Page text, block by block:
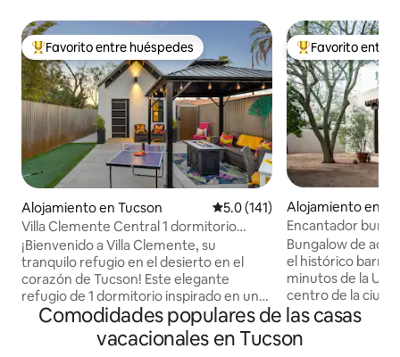
Favorito entre huéspedes preferido
Favorito entre huéspedes
Alojamiento en Tucson Calificación promedio: 5.0 de
5.0 (141)
Villa Clemente Central 1 dormitorio
Resort Oasis UofA Dtwn
¡Bienvenido a Villa Clemente, su
tranquilo refugio en el desierto en el
corazón de Tucson! Este elegante
refugio de 1 dormitorio inspirado en un
resort es perfecto para viajeros
solitarios, parejas o un trío que buscan
comodidad y conveniencia. Ya sea que
Favorito entre
Favorito entre
Alojamiento en
Encantador
ubicación céntrica
Bungalow de
el histórico barrio
minutos de la
centro de la
Center, el Jardín
pocas manzanas
gruesas paredes
Comodidades populares de las casas
vacacionales en Tucson